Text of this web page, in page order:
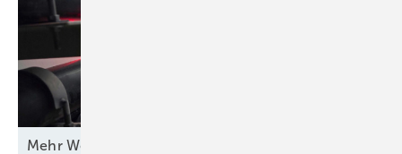
Mehr Wert für